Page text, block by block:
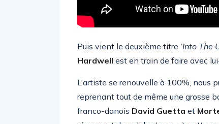
Puis vient le deuxième titre ‘Into The
Hardwell est en train de faire avec
L’artiste se renouvelle à 100%, nous
reprenant tout de même une grosse
franco-danois David Guetta et